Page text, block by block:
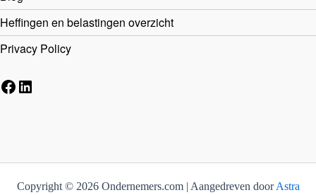
Heffingen en belastingen overzicht
Privacy Policy
Facebook
LinkedIn
Copyright © 2026 Ondernemers.com | Aangedreven doorAstra